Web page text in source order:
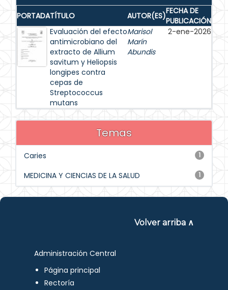
PORTADATÍTULO AUTOR(ES)FECHA DE
PUBLICACIÓN
Evaluación del efecto
antimicrobiano del
extracto de Allium
savitum y Heliopsis
longipes contra
cepas de
Streptococcus
mutans
Marisol
Marín
Abundis
2-ene-2026
Temas
1
Caries
1
MEDICINA Y CIENCIAS DE LA SALUD
Volver arriba ∧
Administración Central
Página principal
Rectoría